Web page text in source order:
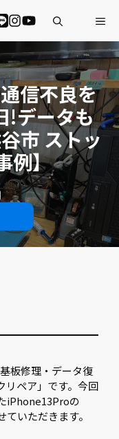
信不良を
!データも
市 ストッ
例】
板修理・データ復
リペア」です。今回
iPhone13Proの
いただきます。